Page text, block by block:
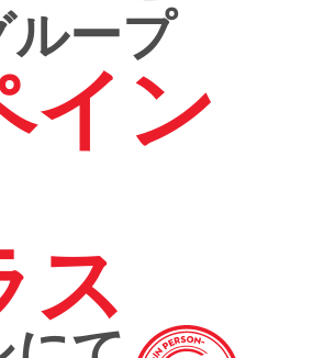
ループ
イン
ス